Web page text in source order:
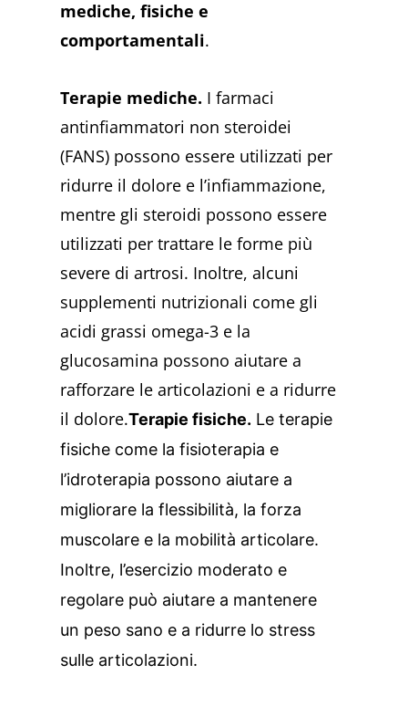
mediche, fisiche e
comportamentali.
Terapie mediche. I farmaci
antinfiammatori non steroidei
(FANS) possono essere utilizzati per
ridurre il dolore e l’infiammazione,
mentre gli steroidi possono essere
utilizzati per trattare le forme più
severe di artrosi. Inoltre, alcuni
supplementi nutrizionali come gli
acidi grassi omega-3 e la
glucosamina possono aiutare a
rafforzare le articolazioni e a ridurre
il dolore.Terapie fisiche. Le terapie
fisiche come la fisioterapia e
l’idroterapia possono aiutare a
migliorare la flessibilità, la forza
muscolare e la mobilità articolare.
Inoltre, l’esercizio moderato e
regolare può aiutare a mantenere
un peso sano e a ridurre lo stress
sulle articolazioni.